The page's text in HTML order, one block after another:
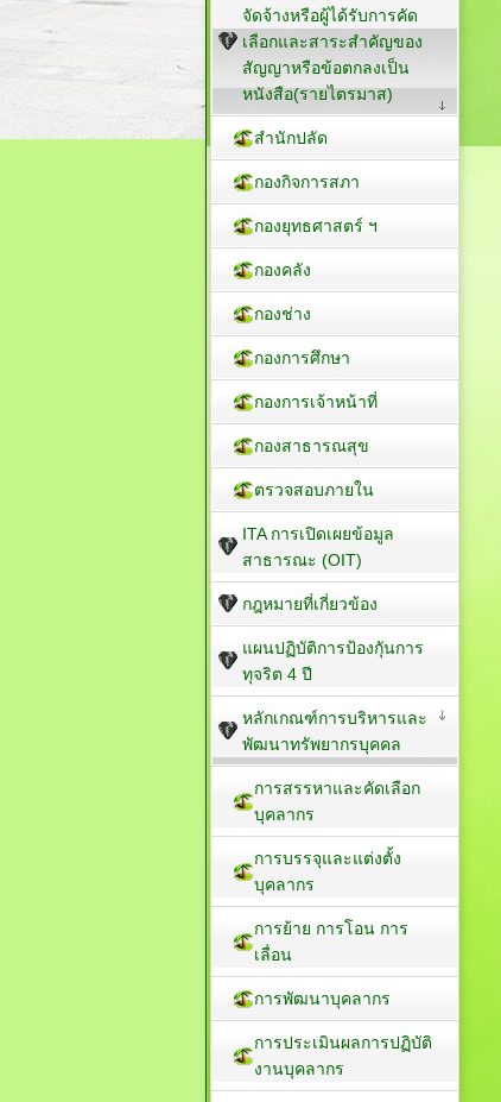
จัดจ้างหรือผู้ได้รับการคัด
เลือกและสาระสำคัญของ
สัญญาหรือข้อตกลงเป็น
หนังสือ(รายไตรมาส)
สำนักปลัด
กองกิจการสภา
กองยุทธศาสตร์ ฯ
กองคลัง
กองช่าง
กองการศึกษา
กองการเจ้าหน้าที่
กองสาธารณสุข
ตรวจสอบภายใน
ITA การเปิดเผยข้อมูล
สาธารณะ (OIT)
กฎหมายที่เกี่ยวข้อง
แผนปฏิบัติการป้องกัุนการ
ทุจริต 4 ปี
หลักเกณฑ์การบริหารและ
พัฒนาทรัพยากรบุคคล
การสรรหาและคัดเลือก
บุคลากร
การบรรจุและแต่งตั้ง
บุคลากร
การย้าย การโอน การ
เลื่อน
การพัฒนาบุคลากร
การประเมินผลการปฏิบัติ
งานบุคลากร